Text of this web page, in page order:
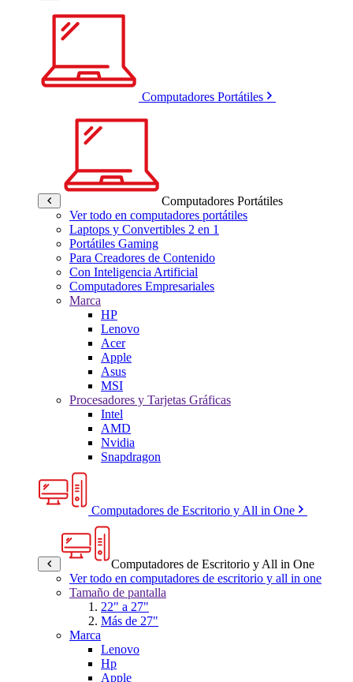
Computadores Portátiles
Computadores Portátiles
Ver todo en computadores portátiles
Laptops y Convertibles 2 en 1
Portátiles Gaming
Para Creadores de Contenido
Con Inteligencia Artificial
Computadores Empresariales
Marca
HP
Lenovo
Acer
Apple
Asus
MSI
Procesadores y Tarjetas Gráficas
Intel
AMD
Nvidia
Snapdragon
Computadores de Escritorio y All in One
Computadores de Escritorio y All in One
Ver todo en computadores de escritorio y all in one
Tamaño de pantalla
22" a 27"
Más de 27"
Marca
Lenovo
Hp
Apple